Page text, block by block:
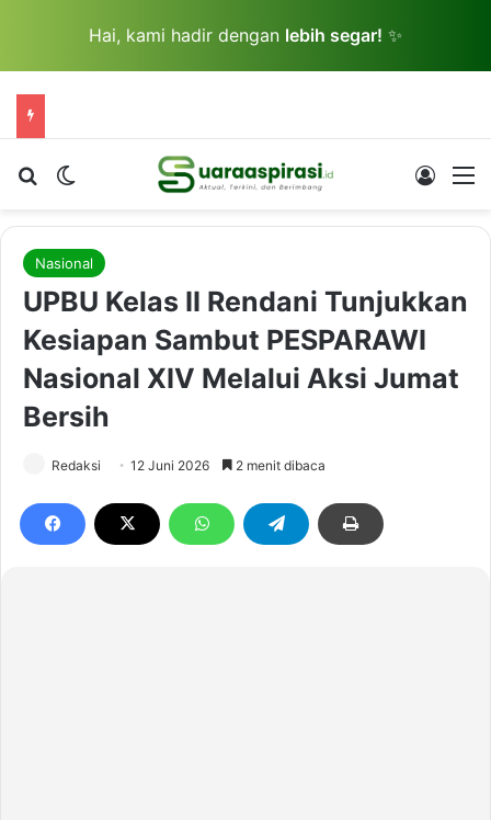
Hai, kami hadir dengan lebih segar! ✨
Cari berita...Switch skin Log In
Nasional
UPBU Kelas II Rendani Tunjukkan
Kesiapan Sambut PESPARAWI
Nasional XIV Melalui Aksi Jumat
Bersih
Redaksi 12 Juni 2026 2 menit dibaca